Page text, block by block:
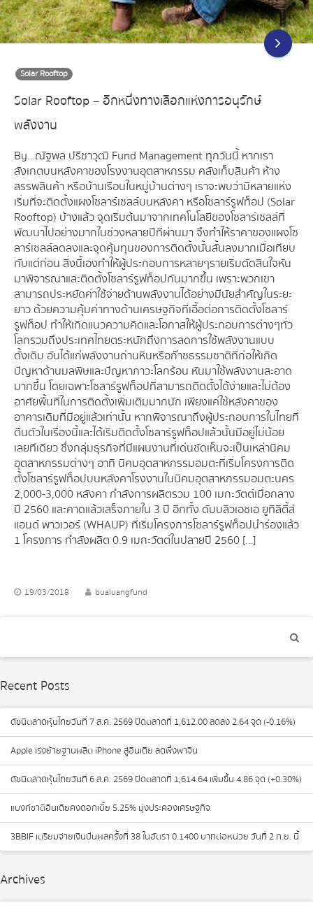
Solar Rooftop
Solar Rooftop – อีกหนึ่งทางเลือกแห่งการอนุรักษ์
พลังงาน
By…ณัฐพล ปรีชาวุฒิ Fund Management ทุกวันนี้ หากเรา
สังเกตบนหลังคาของโรงงานอุตสาหกรรม คลังเก็บสินค้า ห้าง
สรรพสินค้า หรือบ้านเรือนในหมู่บ้านต่างๆ เราจะพบว่ามีหลายแห่ง
เริ่มที่จะติดตั้งแผงโซลาร์เซลล์บนหลังคา หรือโซลาร์รูฟท็อป (Solar
Rooftop) บ้างแล้ว จุดเริ่มต้นมาจากเทคโนโลยีของโซลาร์เซลล์ที่
พัฒนาไปอย่างมากในช่วงหลายปีที่ผ่านมา จึงทำให้ราคาของแผงโซ
ลาร์เซลล์ลดลงและจุดคุ้มทุนของการติดตั้งนั้นสั้นลงมากเมื่อเทียบ
กับแต่ก่อน สิ่งนี้เองทำให้ผู้ประกอบการหลายๆรายเริ่มตัดสินใจหัน
มาพิจารณาและติดตั้งโซลาร์รูฟท็อปกันมากขึ้น เพราะพวกเขา
สามารถประหยัดค่าใช้จ่ายด้านพลังงานได้อย่างมีนัยสำคัญในระยะ
ยาว ด้วยความคุ้มค่าทางด้านเศรษฐกิจที่เอื้อต่อการติดตั้งโซลาร์
รูฟท็อป ทำให้เกิดแนวความคิดและโอกาสให้ผู้ประกอบการต่างๆทั่ว
โลกรวมถึงประเทศไทยตระหนักถึงการลดการใช้พลังงานแบบ
ดั้งเดิม อันได้แก่พลังงานถ่านหินหรือก๊าซธรรมชาติที่ก่อให้เกิด
ปัญหาด้านมลพิษและปัญหาภาวะโลกร้อน หันมาใช้พลังงานสะอาด
มากขึ้น โดยเฉพาะโซลาร์รูฟท็อปที่สามารถติดตั้งได้ง่ายและไม่ต้อง
อาศัยพื้นที่ในการติดตั้งเพิ่มเติมมากนัก เพียงแค่ใช้หลังคาของ
อาคารเดิมที่มีอยู่แล้วเท่านั้น หากพิจารณาถึงผู้ประกอบการในไทยที่
ตื่นตัวในเรื่องนี้และได้เริ่มติดตั้งโซลาร์รูฟท็อปแล้วนั้นมีอยู่ไม่น้อย
เลยทีเดียว ซึ่งกลุ่มธุรกิจที่มีแผนงานที่เด่นชัดเห็นจะเป็นเหล่านิคม
อุตสาหกรรมต่างๆ อาทิ นิคมอุตสาหกรรมอมตะที่เริ่มโครงการติด
ตั้งโซลาร์รูฟท็อปบนหลังคาโรงงานในนิคมอุตสาหกรรมอมตะนคร
2,000-3,000 หลังคา กำลังการผลิตรวม 100 เมกะวัตต์เมื่อกลาง
ปี 2560 และคาดแล้วเสร็จภายใน 3 ปี อีกทั้ง ดับบลิวเอชเอ ยูทิลิตี้ส์
แอนด์ พาวเวอร์ (WHAUP) ที่เริ่มโครงการโซลาร์รูฟท็อปนำร่องแล้ว
1 โครงการ กำลังผลิต 0.9 เมกะวัตต์ในปลายปี 2560 […]
19/03/2018 bualuangfund
Recent Posts
ดัชนีตลาดหุ้นไทยวันที่ 7 ส.ค. 2569 ปิดตลาดที่ 1,612.00 ลดลง 2.64 จุด (-0.16%)
Apple เร่งย้ายฐานผลิต iPhone สู่อินเดีย ลดพึ่งพาจีน
ดัชนีตลาดหุ้นไทยวันที่ 6 ส.ค. 2569 ปิดตลาดที่ 1,614.64 เพิ่มขึ้น 4.86 จุด (+0.30%)
แบงก์ชาติอินเดียคงดอกเบี้ย 5.25% มุ่งประคองเศรษฐกิจ
3BBIF เตรียมจ่ายเงินปันผลครั้งที่ 38 ในอัตรา 0.1400 บาทต่อหน่วย วันที่ 2 ก.ย. นี้
Archives